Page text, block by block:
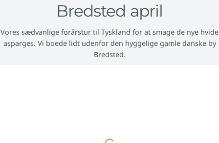
Bredsted april
Vores sædvanlige forårstur til Tyskland for at smage de nye hvide
asparges. Vi boede lidt udenfor den hyggelige gamle danske by
Bredsted.